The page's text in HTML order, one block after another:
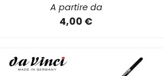
A partire da
4,00 €